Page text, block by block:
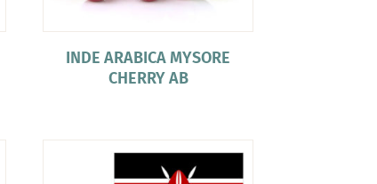
INDE ARABICA MYSORE
CHERRY AB